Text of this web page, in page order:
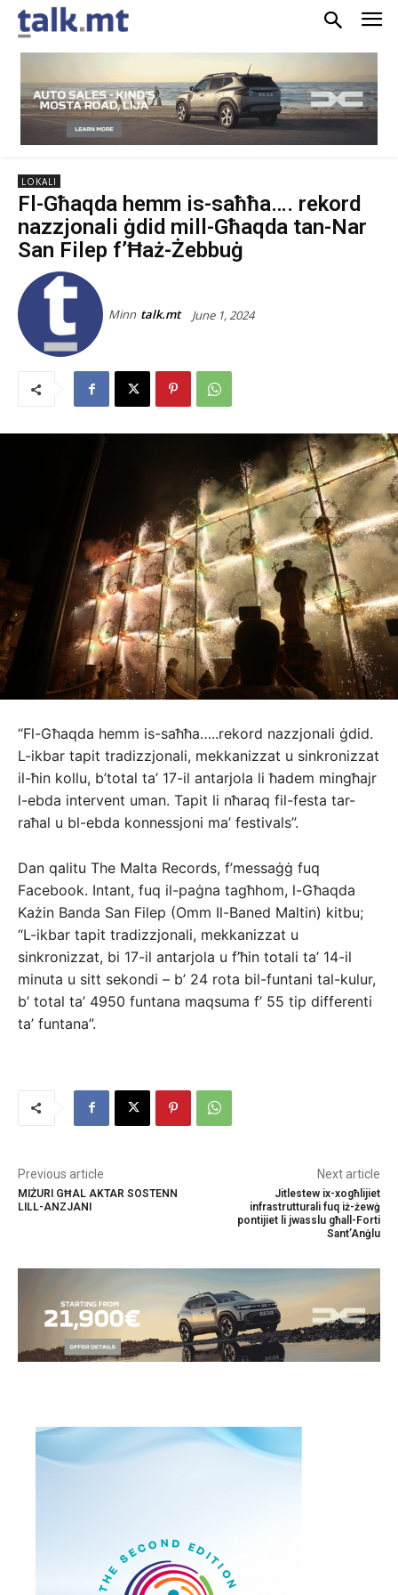
LOKALI
Fl-Għaqda hemm is-saħħa…. rekord
nazzjonali ġdid mill-Għaqda tan-Nar
San Filep f’Ħaż-Żebbuġ
Minn talk.mt June 1, 2024
“Fl-Għaqda hemm is-saħħa…..rekord nazzjonali ġdid.
L-ikbar tapit tradizzjonali, mekkanizzat u sinkronizzat
il-ħin kollu, b’total ta’ 17-il antarjola li ħadem mingħajr
l-ebda intervent uman. Tapit li nħaraq fil-festa tar-
raħal u bl-ebda konnessjoni ma’ festivals”.
Dan qalitu The Malta Records, f’messaġġ fuq
Facebook. Intant, fuq il-paġna tagħhom, l-Għaqda
Każin Banda San Filep (Omm Il-Baned Maltin) kitbu;
“L-ikbar tapit tradizzjonali, mekkanizzat u
sinkronizzat, bi 17-il antarjola u f’ħin totali ta’ 14-il
minuta u sitt sekondi – b’ 24 rota bil-funtani tal-kulur,
b’ total ta’ 4950 funtana maqsuma f’ 55 tip differenti
ta’ funtana”.
Previous article
MIŻURI GĦAL AKTAR SOSTENN
LILL-ANZJANI
Next article
Jitlestew ix-xogħlijiet
infrastrutturali fuq iż-żewġ
pontijiet li jwasslu għall-Forti
Sant’Anġlu